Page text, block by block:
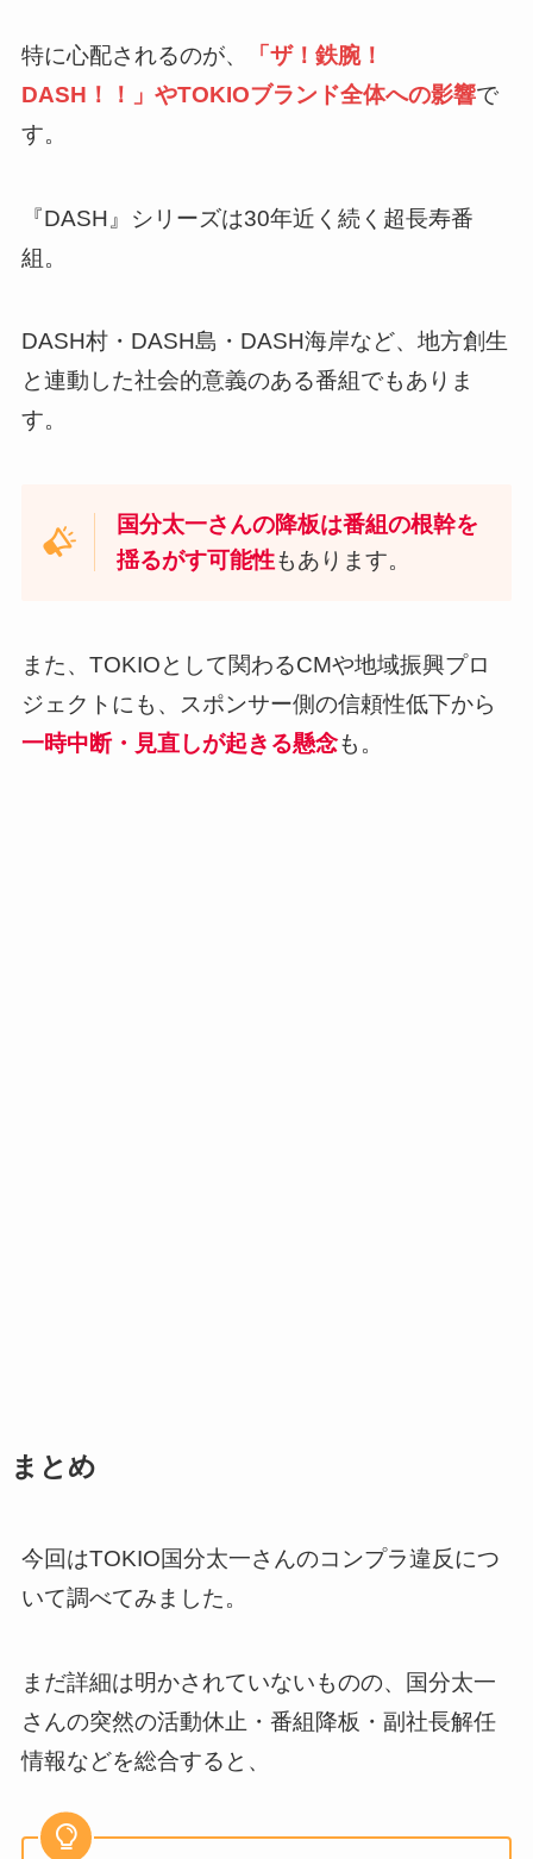
特に心配されるのが、
「ザ！鉄腕！
DASH！！」やTOKIOブランド全体への影響で
す。
『DASH』シリーズは30年近く続く超長寿番
組。
DASH村・DASH島・DASH海岸など、地方創生
と連動した社会的意義のある番組でもありま
す。
国分太一さんの降板は番組の根幹を
揺るがす可能性もあります。
また、TOKIOとして関わるCMや地域振興プロ
ジェクトにも、スポンサー側の信頼性低下から
一時中断・見直しが起きる懸念も。
まとめ
今回はTOKIO国分太一さんのコンプラ違反につ
いて調べてみました。
まだ詳細は明かされていないものの、国分太一
さんの突然の活動休止・番組降板・副社長解任
情報などを総合すると、